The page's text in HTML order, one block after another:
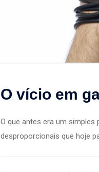
O vício em
O que antes era um
desproporcionais que hoje